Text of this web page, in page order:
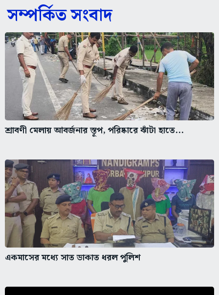
সম্পর্কিত সংবাদ
শ্রাবণী মেলায় আবর্জনার স্তূপ, পরিষ্কারে ঝাঁটা হাতে...
একমাসের মধ্যে সাত ডাকাত ধরল পুলিশ